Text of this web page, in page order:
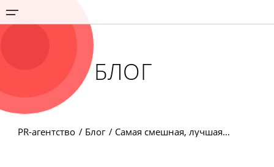
БЛОГ
PR-агентство Блог Самая смешная, лучшая и тупая реклама в мире